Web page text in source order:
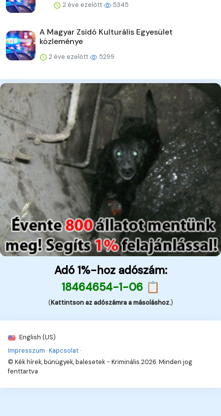
2 éve ezelőtt 5345
A Magyar Zsidó Kulturális Egyesület
közleménye
2 éve ezelőtt 5299
Adó 1%-hoz adószám:
18464654-1-06 📋
(Kattintson az adószámra a másoláshoz.)
English (US)
Impresszum ·Kapcsolat ·
© Kék hírek, bűnügyek, balesetek - Kriminális 2026. Minden jog
fenttartva